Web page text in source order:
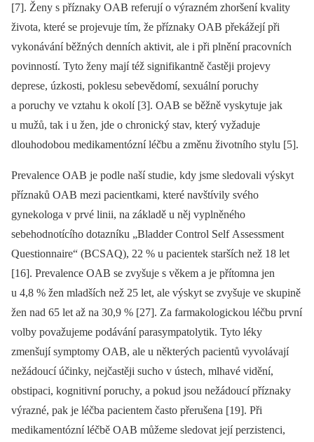
[7]. Ženy s příznaky OAB referují o výrazném zhoršení kvality
života, které se projevuje tím, že příznaky OAB překážejí při
vykonávání běžných denních aktivit, ale i při plnění pracovních
povinností. Tyto ženy mají též signifikantně častěji projevy
deprese, úzkosti, poklesu sebevědomí, sexuální poruchy
a poruchy ve vztahu k okolí [3]. OAB se běžně vyskytuje jak
u mužů, tak i u žen, jde o chronický stav, který vyžaduje
dlouhodobou medikamentózní léčbu a změnu životního stylu [5].
Prevalence OAB je podle naší studie, kdy jsme sledovali výskyt
příznaků OAB mezi pacientkami, které navštívily svého
gynekologa v prvé linii, na základě u něj vyplněného
sebehodnotícího dotazníku „Bladder Control Self Assessment
Questionnaire“ (BCSAQ), 22 % u pacientek starších než 18 let
[16]. Prevalence OAB se zvyšuje s věkem a je přítomna jen
u 4,8 % žen mladších než 25 let, ale výskyt se zvyšuje ve skupině
žen nad 65 let až na 30,9 % [27]. Za farmakologickou léčbu první
volby považujeme podávání parasympatolytik. Tyto léky
zmenšují symptomy OAB, ale u některých pacientů vyvolávají
nežádoucí účinky, nejčastěji sucho v ústech, mlhavé vidění,
obstipaci, kognitivní poruchy, a pokud jsou nežádoucí příznaky
výrazné, pak je léčba pacientem často přerušena [19]. Při
medikamentózní léčbě OAB můžeme sledovat její perzistenci,